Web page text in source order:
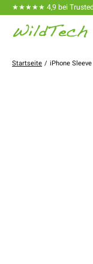
★★★★★ 4,9 bei Trusted
Startseite / iPhone